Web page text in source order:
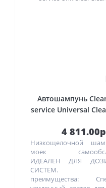
Автошампунь
service Universal
4
Низкощелочной
моек
ИДЕАЛЕН ДЛЯ
СИСТЕМ.
преимущества: